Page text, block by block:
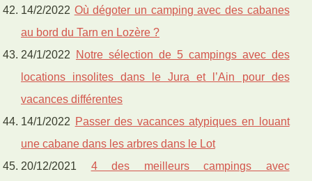
14/2/2022 Où dégoter un camping avec des cabanes
au bord du Tarn en Lozère ?
24/1/2022
Notre sélection de 5 campings avec des
locations insolites dans le Jura et l’Ain pour des
vacances différentes
14/1/2022 Passer des vacances atypiques en louant
une cabane dans les arbres dans le Lot
20/12/2021 4 des meilleurs campings avec